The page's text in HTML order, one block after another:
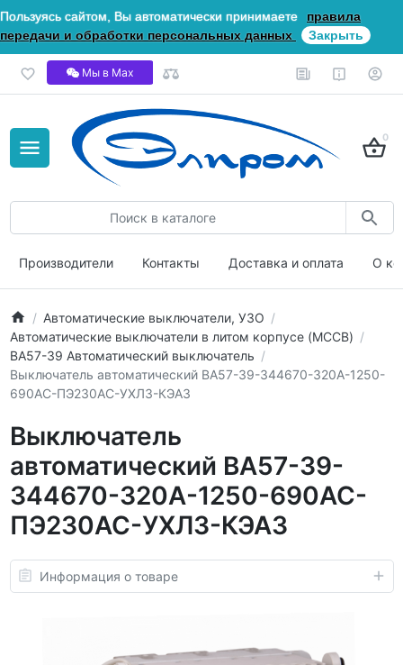
Пользуясь сайтом, Вы автоматически принимаете
правила
передачи и обработки персональных данных
Закрыть
Мы в Мах
0
Производители Контакты Доставка и оплата О
Автоматические выключатели, УЗО
Автоматические выключатели в литом корпусе (MCCB)
ВА57-39 Автоматический выключатель
Выключатель автоматический ВА57-39-344670-320А-1250-
690AC-ПЭ230AC-УХЛ3-КЭАЗ
Выключатель
автоматический ВА57-39-
344670-320А-1250-690AC-
ПЭ230AC-УХЛ3-КЭАЗ
Информация о товаре